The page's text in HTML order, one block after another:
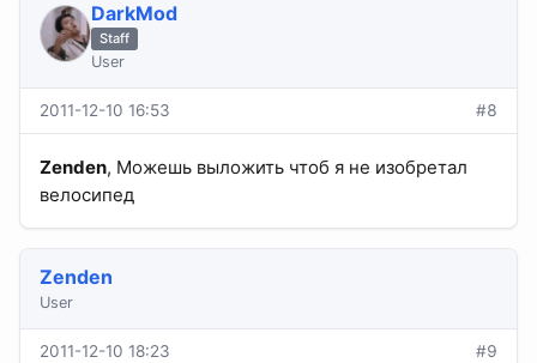
DarkMod
Staff
User
2011-12-10 16:53 #8
Zenden, Можешь выложить чтоб я не изобретал
велосипед
Zenden
User
2011-12-10 18:23 #9